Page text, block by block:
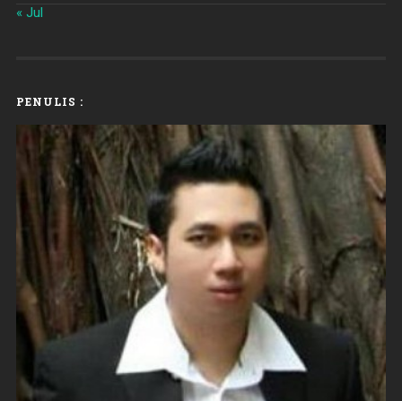
« Jul
PENULIS :